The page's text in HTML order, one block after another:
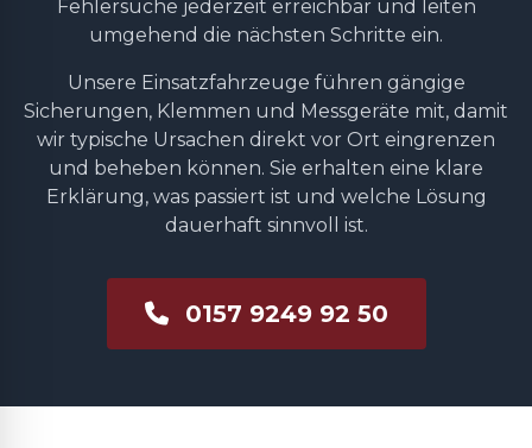
Fehlersuche jederzeit erreichbar und leiten
umgehend die nächsten Schritte ein.
Unsere Einsatzfahrzeuge führen gängige
Sicherungen, Klemmen und Messgeräte mit, damit
wir typische Ursachen direkt vor Ort eingrenzen
und beheben können. Sie erhalten eine klare
Erklärung, was passiert ist und welche Lösung
dauerhaft sinnvoll ist.
0157 9249 92 50